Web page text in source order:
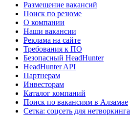
Размещение вакансий
Поиск по резюме
О компании
Наши вакансии
Реклама на сайте
Требования к ПО
Безопасный HeadHunter
HeadHunter API
Партнерам
Инвесторам
Каталог компаний
Поиск по вакансиям в Алзамае
Сетка: соцсеть для нетворкинга